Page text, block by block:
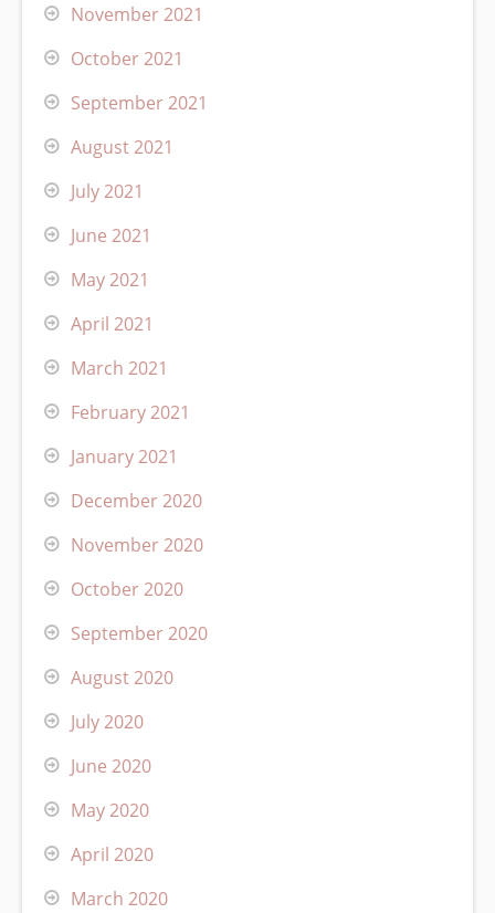
November 2021
October 2021
September 2021
August 2021
July 2021
June 2021
May 2021
April 2021
March 2021
February 2021
January 2021
December 2020
November 2020
October 2020
September 2020
August 2020
July 2020
June 2020
May 2020
April 2020
March 2020